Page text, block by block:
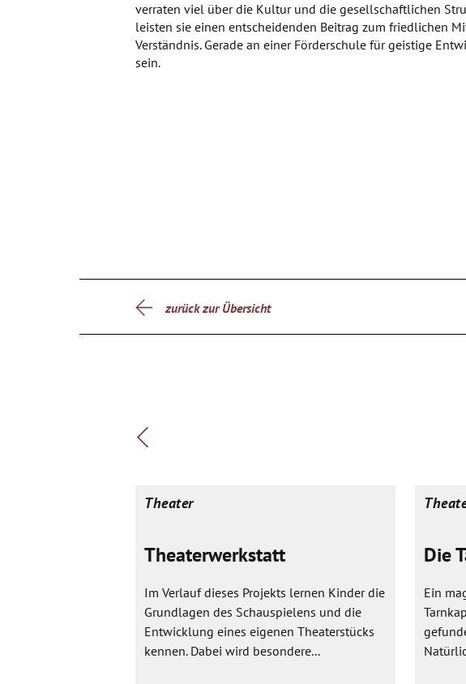
verraten viel über die Kultur und die gesellschaftlichen
leisten sie einen entscheidenden Beitrag zum friedlichen
Verständnis. Gerade an einer Förderschule für geistige
sein.
zurück zur Übersicht
Theater
Theaterwerkstatt
Im Verlauf dieses Projekts lernen Kinder die
Grundlagen des Schauspielens und die
Entwicklung eines eigenen Theaterstücks
kennen. Dabei wird besondere...
Die
Ein